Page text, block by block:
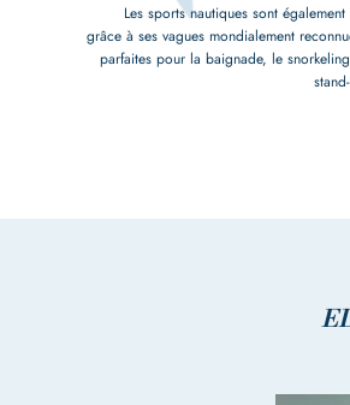
Les sports nautiques sont
grâce à ses vagues mondialement
parfaites pour la baignade, le